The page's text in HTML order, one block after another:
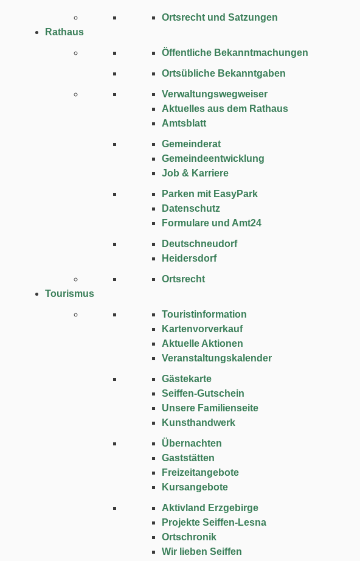
Ortsrecht und Satzungen
Rathaus
Öffentliche Bekanntmachungen
Ortsübliche Bekanntgaben
Verwaltungswegweiser
Aktuelles aus dem Rathaus
Amtsblatt
Gemeinderat
Gemeindeentwicklung
Job & Karriere
Parken mit EasyPark
Datenschutz
Formulare und Amt24
Deutschneudorf
Heidersdorf
Ortsrecht
Tourismus
Touristinformation
Kartenvorverkauf
Aktuelle Aktionen
Veranstaltungskalender
Gästekarte
Seiffen-Gutschein
Unsere Familienseite
Kunsthandwerk
Übernachten
Gaststätten
Freizeitangebote
Kursangebote
Aktivland Erzgebirge
Projekte Seiffen-Lesna
Ortschronik
Wir lieben Seiffen